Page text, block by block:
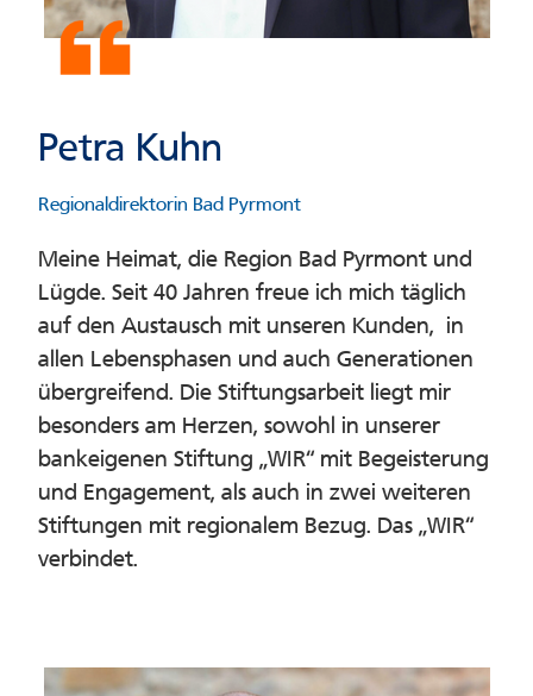
Petra Kuhn
Regionaldirektorin Bad Pyrmont
Meine Heimat, die Region Bad Pyrmont und
Lügde. Seit 40 Jahren freue ich mich täglich
auf den Austausch mit unseren Kunden, in
allen Lebensphasen und auch Generationen
übergreifend. Die Stiftungsarbeit liegt mir
besonders am Herzen, sowohl in unserer
bankeigenen Stiftung „WIR“ mit Begeisterung
und Engagement, als auch in zwei weiteren
Stiftungen mit regionalem Bezug. Das „WIR“
verbindet.